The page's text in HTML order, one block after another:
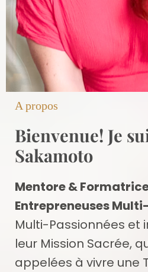
A propos
Bienvenue! Je
Sakamoto
Mentore &
Entrepreneuses
Multi-Passionnées et
leur Mission Sacrée,
appelées à vivre une